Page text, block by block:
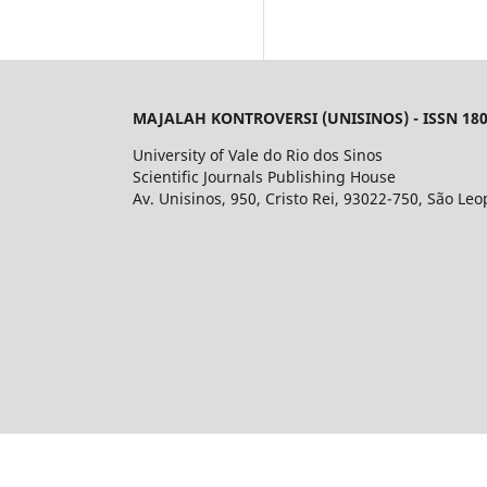
MAJALAH KONTROVERSI (UNISINOS) - ISSN
University of Vale do Rio dos Sinos
Scientific Journals Publishing House
Av. Unisinos, 950, Cristo Rei, 93022-750, São